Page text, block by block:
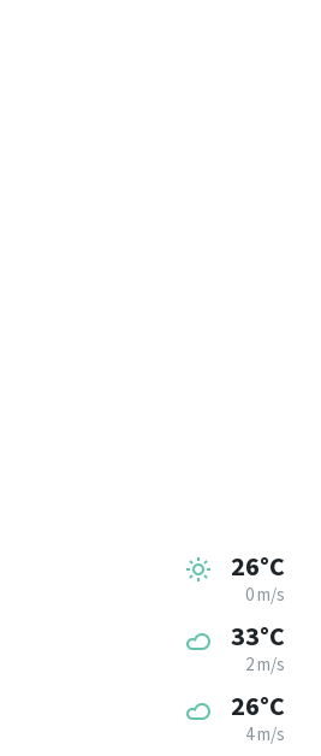
26°C
0 m/s
33°C
2 m/s
26°C
4 m/s